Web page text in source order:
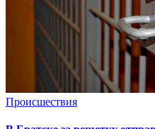
Происшествия